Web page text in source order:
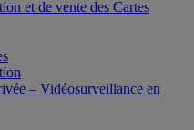
et de vente des Cartes
– Vidéosurveillance en